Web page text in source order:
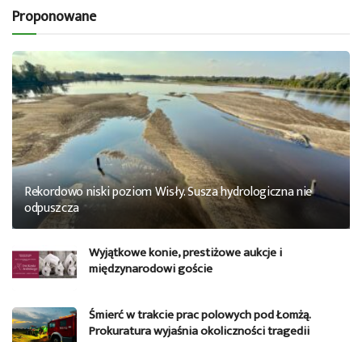
Proponowane
Rekordowo niski poziom Wisły. Susza hydrologiczna nie
odpuszcza
Wyjątkowe konie, prestiżowe aukcje i
międzynarodowi goście
Śmierć w trakcie prac polowych pod Łomżą.
Prokuratura wyjaśnia okoliczności tragedii